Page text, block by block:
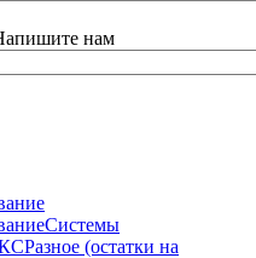
нам
Системы
Разное (остатки на